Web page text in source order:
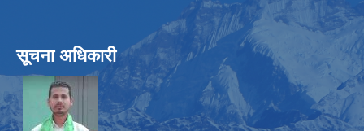
सूचना अधिकारी